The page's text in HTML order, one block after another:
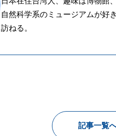
自然科学系のミュージアムが好
訪ねる。
記事一覧